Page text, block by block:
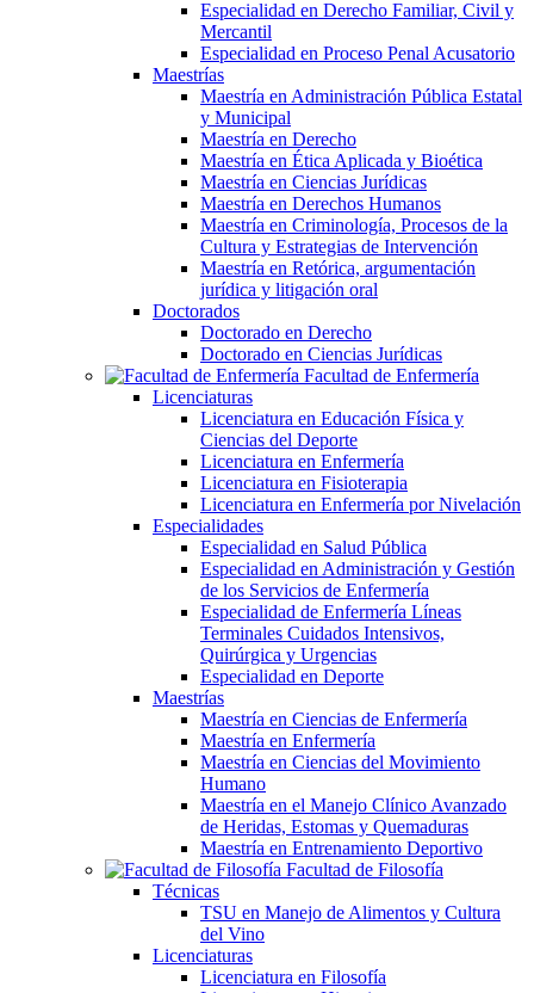
Especialidad en Derecho Familiar, Civil y
Mercantil
Especialidad en Proceso Penal Acusatorio
Maestrías
Maestría en Administración Pública Estatal
y Municipal
Maestría en Derecho
Maestría en Ética Aplicada y Bioética
Maestría en Ciencias Jurídicas
Maestría en Derechos Humanos
Maestría en Criminología, Procesos de la
Cultura y Estrategias de Intervención
Maestría en Retórica, argumentación
jurídica y litigación oral
Doctorados
Doctorado en Derecho
Doctorado en Ciencias Jurídicas
Facultad de Enfermería
Licenciaturas
Licenciatura en Educación Física y
Ciencias del Deporte
Licenciatura en Enfermería
Licenciatura en Fisioterapia
Licenciatura en Enfermería por Nivelación
Especialidades
Especialidad en Salud Pública
Especialidad en Administración y Gestión
de los Servicios de Enfermería
Especialidad de Enfermería Líneas
Terminales Cuidados Intensivos,
Quirúrgica y Urgencias
Especialidad en Deporte
Maestrías
Maestría en Ciencias de Enfermería
Maestría en Enfermería
Maestría en Ciencias del Movimiento
Humano
Maestría en el Manejo Clínico Avanzado
de Heridas, Estomas y Quemaduras
Maestría en Entrenamiento Deportivo
Facultad de Filosofía
Técnicas
TSU en Manejo de Alimentos y Cultura
del Vino
Licenciaturas
Licenciatura en Filosofía